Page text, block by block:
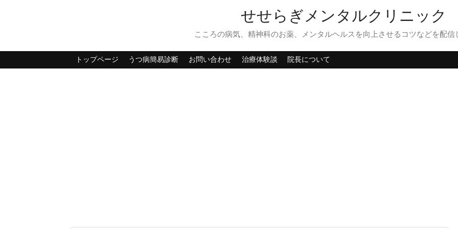
せせらぎメンタルクリニック
こころの病気、精神科のお薬、メンタルヘルスを向上させるコツなどを配信
トップページ うつ病簡易診断 お問い合わせ 治療体験談 院長について